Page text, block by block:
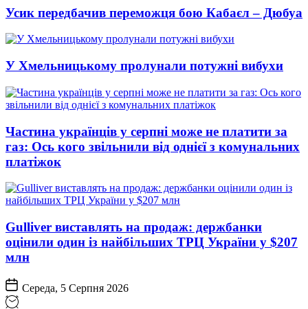
Усик передбачив переможця бою Кабаєл – Дюбуа
У Хмельницькому пролунали потужні вибухи
Частина українців у серпні може не платити за
газ: Ось кого звільнили від однієї з комунальних
платіжок
Gulliver виставлять на продаж: держбанки
оцінили один із найбільших ТРЦ України у $207
млн
Середа, 5 Серпня 2026